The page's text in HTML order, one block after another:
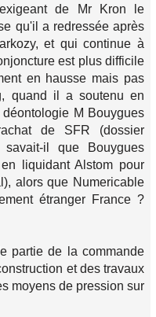
de Mr Kron le
qu'il a redressée après
et qui continue à
est plus difficile
en hausse mais pas
quand il a soutenu en
M Bouygues
de SFR (dossier
savait-il que Bouygues
liquidant Alstom pour
alors que Numericable
étranger France ?
partie de la commande
et des travaux
moyens de pression sur